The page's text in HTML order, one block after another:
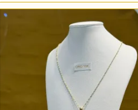
producto
múltiples
variantes.
Las
opciones